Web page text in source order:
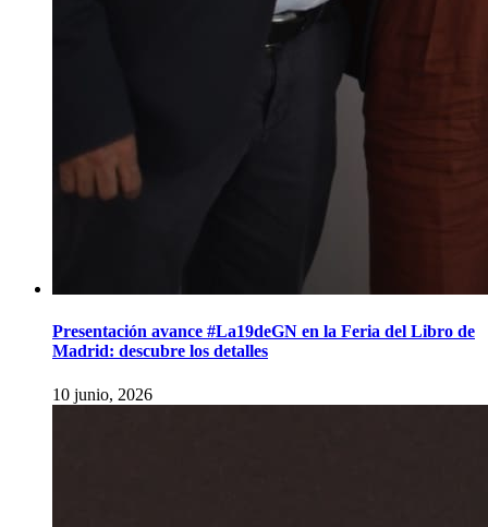
Presentación avance #La19deGN en la Feria del Libro de
Madrid: descubre los detalles
10 junio, 2026